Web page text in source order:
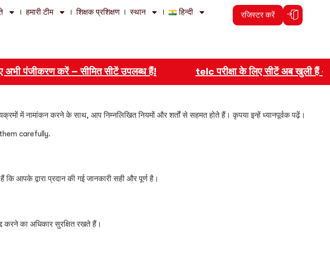
हमारी टीम शिक्षक प्रशिक्षण स्थान हिन्दी रजिस्टर करें
पंजीकरण करें – सीमित सीटें उपलब्ध हैं! telc परीक्षा के लिए सीटें अब खुली हैं –
में नामांकन करने के साथ, आप निम्नलिखित नियमों और शर्तों से सहमत होते हैं। कृपया इन्हें ध्यानपूर्वक पढ़ें।
carefully.
आपके द्वारा प्रदान की गई जानकारी सही और पूर्ण है।
करने का अधिकार सुरक्षित रखते हैं।